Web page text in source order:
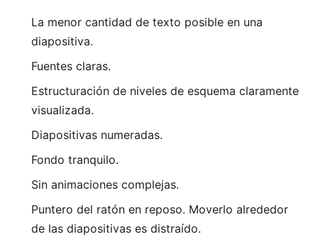
La menor cantidad de texto posible en una
diapositiva.
Fuentes claras.
Estructuración de niveles de esquema claramente
visualizada.
Diapositivas numeradas.
Fondo tranquilo.
Sin animaciones complejas.
Puntero del ratón en reposo. Moverlo alrededor
de las diapositivas es distraído.